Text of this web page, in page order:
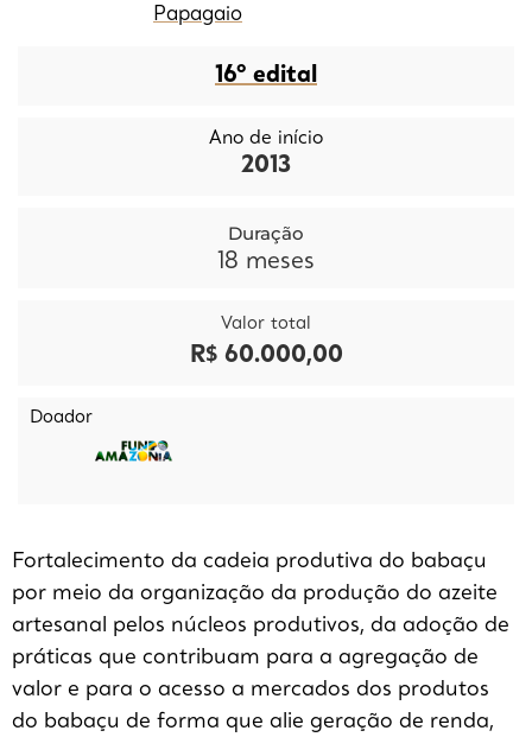
Papagaio
16º edital
Ano de início
2013
Duração
18 meses
Valor total
R$ 60.000,00
Doador
Fortalecimento da cadeia produtiva do babaçu
por meio da organização da produção do azeite
artesanal pelos núcleos produtivos, da adoção de
práticas que contribuam para a agregação de
valor e para o acesso a mercados dos produtos
do babaçu de forma que alie geração de renda,